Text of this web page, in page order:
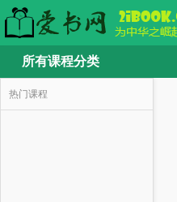
所有课程分类
热门课程